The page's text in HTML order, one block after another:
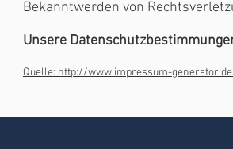
Bekanntwerden von
Unsere
Quelle: http://www.impressum-